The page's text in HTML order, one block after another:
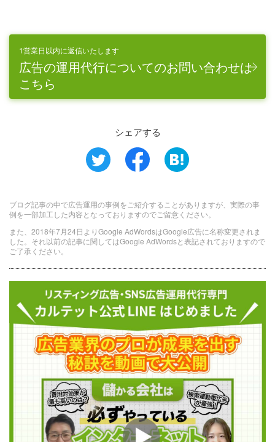
1営業日以内に返信いたします
広告の運用代行についてのお問い合わせは
こちら
シェアする
ブログ記事の中で広告運用の事例をご紹介することがありますが、実際の事
例を一部加工した内容となっておりますのでご留意ください。
また、2018年7月24日よりGoogle AdWordsはGoogle広告に名称変更されま
した。それ以前の記事に関してはGoogle AdWordsと表記されておりますので
ご了承ください。